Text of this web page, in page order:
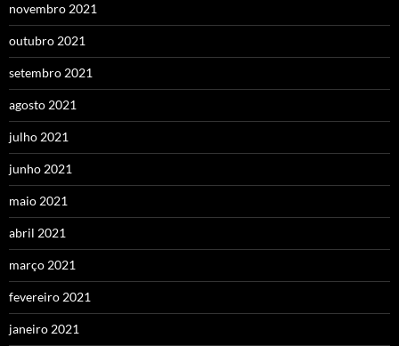
novembro 2021
outubro 2021
setembro 2021
agosto 2021
julho 2021
junho 2021
maio 2021
abril 2021
março 2021
fevereiro 2021
janeiro 2021